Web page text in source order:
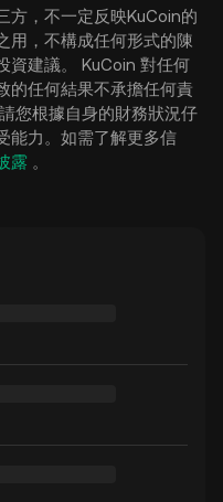
方，不一定反映KuCoin的
用，不構成任何形式的陳
資建議。 KuCoin 對任何
的任何結果不承擔任何責
您根據自身的財務狀況仔
能力。如需了解更多信
露 。